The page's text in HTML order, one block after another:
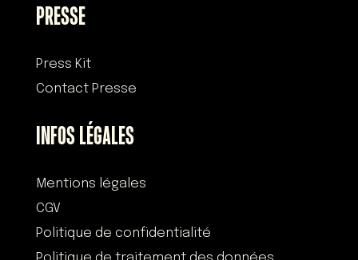
PRESSE
Press Kit
Contact Presse
INFOS LÉGALES
Mentions légales
CGV
Politique de confidentialité